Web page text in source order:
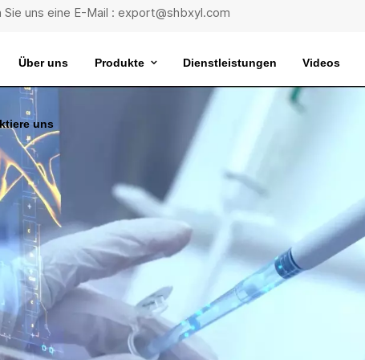
Sie uns eine E-Mail : export@shbxyl.com
Über uns Produkte Dienstleistungen Videos
uns